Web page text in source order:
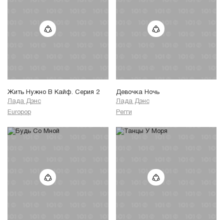
Жить Нужно В Кайф. Серия 2
Лада Дэнс
Europop
Девочка Ночь
Лада Дэнс
Регги